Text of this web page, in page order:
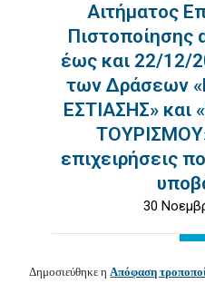
Αιτήματος
Πιστοποίησης
έως και 22/12/
των Δράσεων
ΕΣΤΙΑΣΗΣ» και
επιχειρήσεις
30
Δημοσιεύθηκε ηΑπόφαση